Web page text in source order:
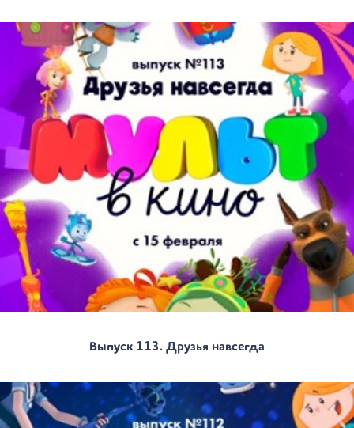
Выпуск 113. Друзья навсегда